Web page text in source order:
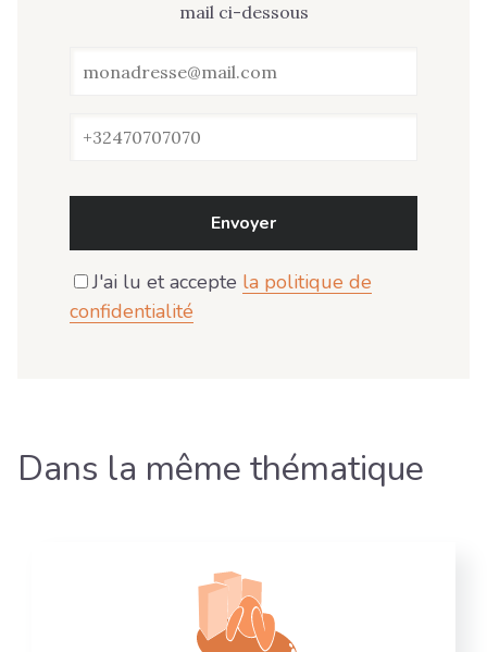
mail ci-dessous
J'ai lu et accepte la politique de
confidentialité
Envoyer
Dans la même thématique